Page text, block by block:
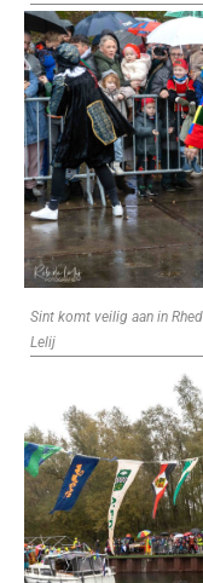
Sint komt veilig aan in
Lelij